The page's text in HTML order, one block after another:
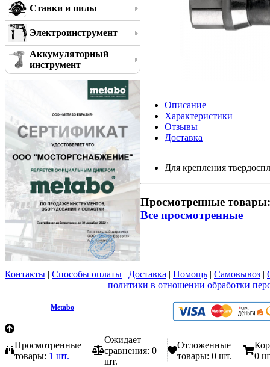
Станки и пилы
Электроинструмент
Аккумуляторный
инструмент
Описание
Характеристики
Отзывы
Доставка
Для крепления
Просмотренные товары:
Все просмотренные
Контакты | Способы оплаты | Доставка | Помощь | Самовывоз |
политики в отношении обработки
Metabo
Просмотренные
товары: 1 шт.
Ожидает
сравнения: 0
шт.
Отложенные
товары: 0 шт.
0